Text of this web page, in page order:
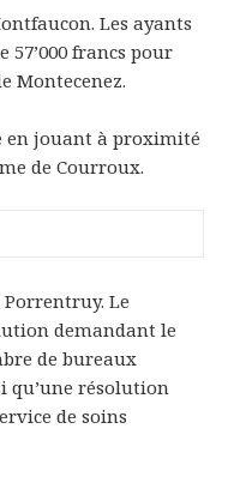
Les ayants
francs pour
Montecenez.
en jouant à proximité
de Courroux.
Porrentruy. Le
demandant le
de bureaux
qu’une résolution
de soins